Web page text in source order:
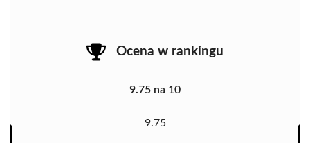
Ocena w rankingu
9.75 na 10
9.75